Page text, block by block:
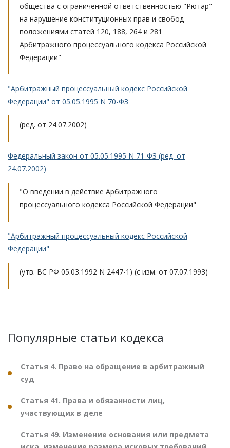
общества с ограниченной ответственностью "Рютар"
на нарушение конституционных прав и свобод
положениями статей 120, 188, 264 и 281
Арбитражного процессуального кодекса Российской
Федерации"
"Арбитражный процессуальный кодекс Российской
Федерации" от 05.05.1995 N 70-ФЗ
(ред. от 24.07.2002)
Федеральный закон от 05.05.1995 N 71-ФЗ (ред. от
24.07.2002)
"О введении в действие Арбитражного
процессуального кодекса Российской Федерации"
"Арбитражный процессуальный кодекс Российской
Федерации"
(утв. ВС РФ 05.03.1992 N 2447-1) (с изм. от 07.07.1993)
Популярные статьи кодекса
Статья 4. Право на обращение в арбитражный
суд
Статья 41. Права и обязанности лиц,
участвующих в деле
Статья 49. Изменение основания или предмета